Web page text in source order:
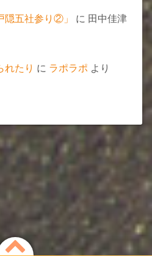
隠五社参り②」 に 田中佳津
れたり に ラポラポ より